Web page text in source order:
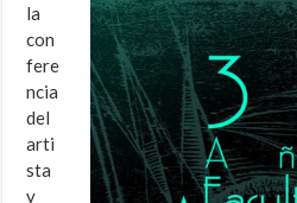
la
con
fere
ncia
del
arti
sta
y